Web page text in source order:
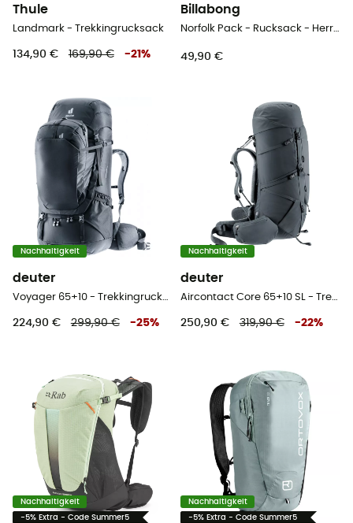
Thule
Landmark - Trekkingrucksack
134,90 € 169,90 € -21 %
Billabong
Norfolk Pack - Rucksack - Herren
49,90 €
Nachhaltigkeit
deuter
Voyager 65+10 - Trekkingrucksack - Herren
224,90 € 299,90 € -25%
Nachhaltigkeit
deuter
Aircontact Core 65+10 SL - Trekkingrucksack - Damen
250,90 € 319,90 € -22%
Nachhaltigkeit
-5% Extra - Code Summer5
Nachhaltigkeit
-5% Extra - Code Summer5